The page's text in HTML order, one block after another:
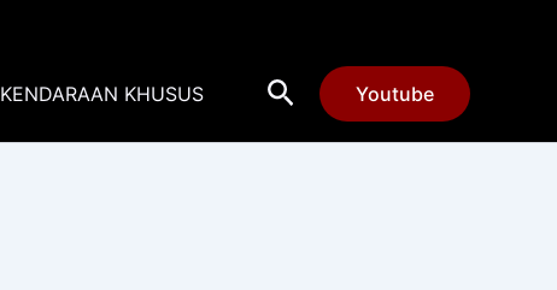
KENDARAAN KHUSUS Cari Youtube